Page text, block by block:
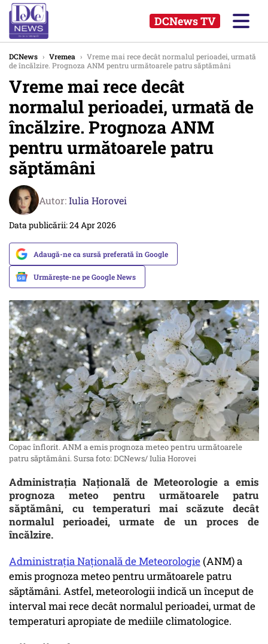
DCNews TV
DCNews › Vremea › Vreme mai rece decât normalul perioadei, urmată
de încălzire. Prognoza ANM pentru următoarele patru săptămâni
Vreme mai rece decât
normalul perioadei, urmată de
încălzire. Prognoza ANM
pentru următoarele patru
săptămâni
Autor:Iulia Horovei
Data publicării: 24 Apr 2026
Adaugă-ne ca sursă preferată în Google
Urmărește-ne pe Google News
Copac înflorit. ANM a emis prognoza meteo pentru următoarele
patru săptămâni. Sursa foto: DCNews/ Iulia Horovei
Administrația Națională de Meteorologie a emis
prognoza meteo pentru următoarele patru
săptămâni, cu temperaturi mai scăzute decât
normalul perioadei, urmate de un proces de
încălzire.
Administrația Națională de Meteorologie (ANM) a
emis prognoza meteo pentru următoarele patru
săptămâni. Astfel, meteorologii indică un început de
interval mai rece decât normalul perioadei, urmat de
temperaturi apropiate de mediile climatologice.